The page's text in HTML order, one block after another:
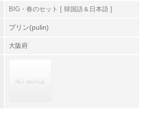
BIG・春のセット [ 韓国語＆日本語 ]
プリン(pulin)
大阪府